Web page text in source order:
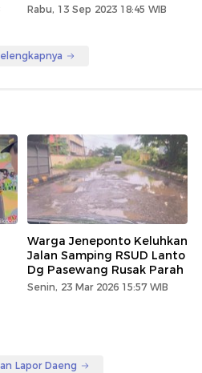
Rabu, 13 Sep 2023 18:45 WIB
Warga Jeneponto Keluhkan
Jalan Samping RSUD Lanto
Dg Pasewang Rusak Parah
Senin, 23 Mar 2026 15:57 WIB
Lapor Daeng